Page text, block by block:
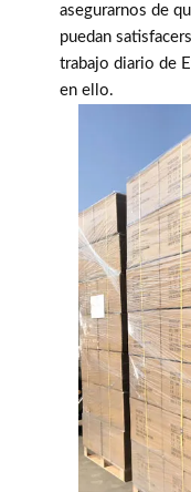
asegurarnos de
puedan
trabajo diario de
en ello.